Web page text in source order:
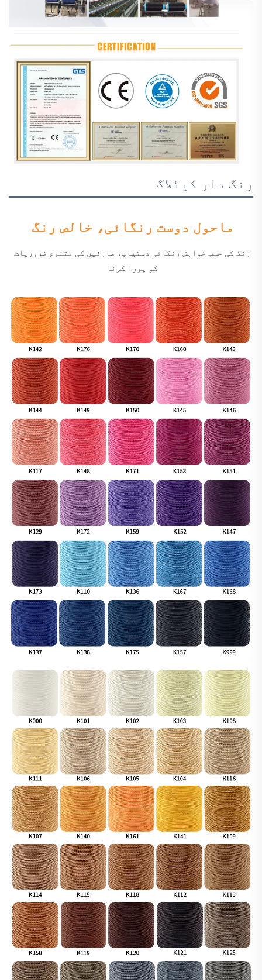
رنگ دار کیٹلاگ
ماحول دوست رنگائی، خالص رنگ
کو پورا کرنا